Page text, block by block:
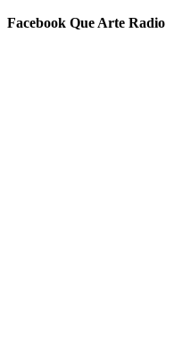
Facebook Que Arte Radio